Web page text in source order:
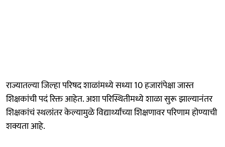
राज्यातल्या जिल्हा परिषद शाळांमध्ये सध्या 10 हजारांपेक्षा जास्त
शिक्षकांची पदं रिक्त आहेत. अशा परिस्थितीमध्ये शाळा सुरू झाल्यानंतर
शिक्षकांचं स्थलांतर केल्यामुळे विद्यार्थ्यांच्या शिक्षणावर परिणाम होण्याची
शक्यता आहे.